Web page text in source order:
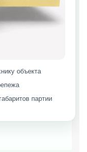
объекта
партии